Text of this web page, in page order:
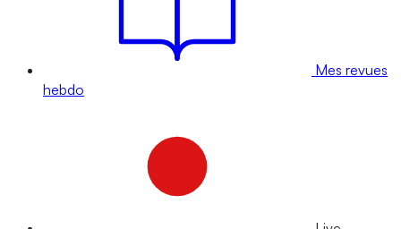
Mes revues
hebdo